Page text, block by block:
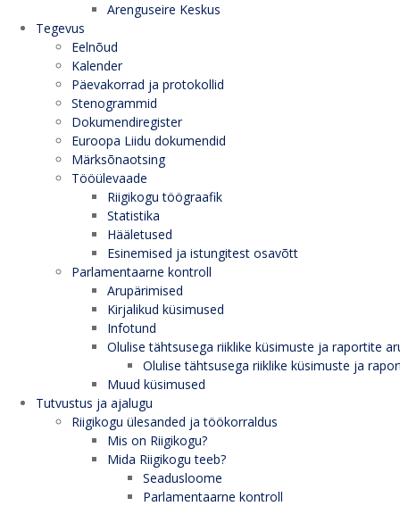
Arenguseire Keskus
Tegevus
Eelnõud
Kalender
Päevakorrad ja protokollid
Stenogrammid
Dokumendiregister
Euroopa Liidu dokumendid
Märksõnaotsing
Tööülevaade
Riigikogu töögraafik
Statistika
Hääletused
Esinemised ja istungitest osavõtt
Parlamentaarne kontroll
Arupärimised
Kirjalikud küsimused
Infotund
Olulise tähtsusega riiklike küsimuste ja raportite
Olulise tähtsusega riiklike küsimuste ja
Muud küsimused
Tutvustus ja ajalugu
Riigikogu ülesanded ja töökorraldus
Mis on Riigikogu?
Mida Riigikogu teeb?
Seadusloome
Parlamentaarne kontroll